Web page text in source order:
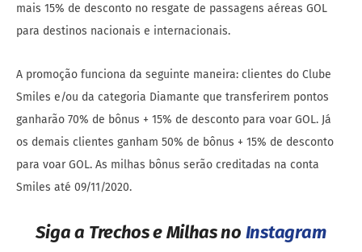
mais 15% de desconto no resgate de passagens aéreas GOL
para destinos nacionais e internacionais.
A promoção funciona da seguinte maneira: clientes do Clube
Smiles e/ou da categoria Diamante que transferirem pontos
ganharão 70% de bônus + 15% de desconto para voar GOL. Já
os demais clientes ganham 50% de bônus + 15% de desconto
para voar GOL. As milhas bônus serão creditadas na conta
Smiles até 09/11/2020.
Siga a Trechos e Milhas no Instagram